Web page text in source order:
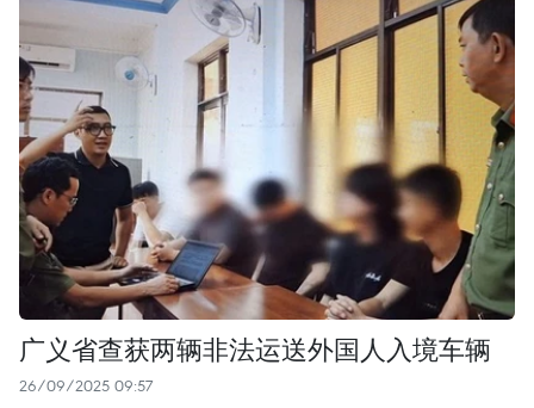
广义省查获两辆非法运送外国人入境车辆
26/09/2025 09:57